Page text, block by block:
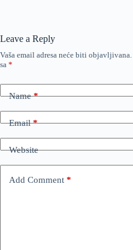
Leave a Reply
Vaša email adresa neće biti objavljivana.
sa *
Name*
Email*
Website
Add Comment *